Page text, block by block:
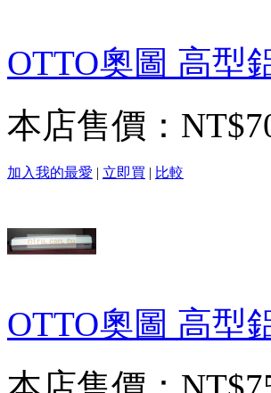
OTTO奧圖 高型
本店售價：
加入我的最愛 | 立即買 | 比較
OTTO奧圖 高型